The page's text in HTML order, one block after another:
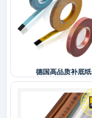
德国高品质补底纸